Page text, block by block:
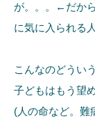
が。。。←だか
に気に入られる
こんなのどうい
子どもはもう望
(人の命など。難